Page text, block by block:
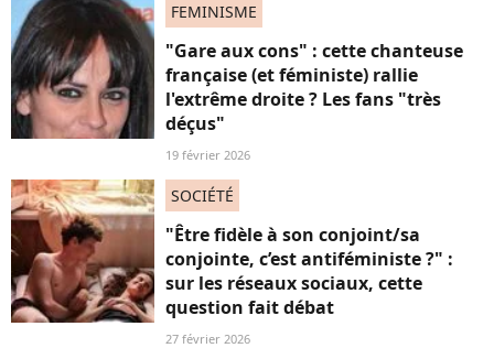
FEMINISME
"Gare aux cons" : cette chanteuse
française (et féministe) rallie
l'extrême droite ? Les fans "très
déçus"
19 février 2026
SOCIÉTÉ
"Être fidèle à son conjoint/sa
conjointe, c’est antiféministe ?" :
sur les réseaux sociaux, cette
question fait débat
27 février 2026